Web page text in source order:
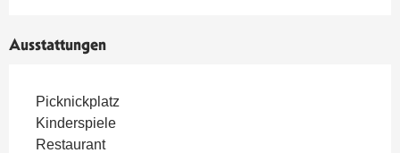
Ausstattungen
Picknickplatz
Kinderspiele
Restaurant